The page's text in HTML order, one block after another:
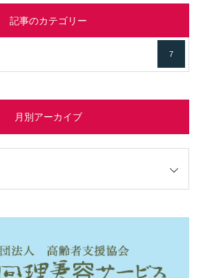
記事のカテゴリー
7
月別アーカイブ